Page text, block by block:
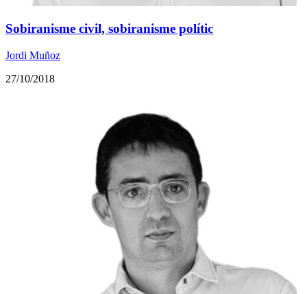
Sobiranisme civil, sobiranisme polític
Jordi Muñoz
27/10/2018